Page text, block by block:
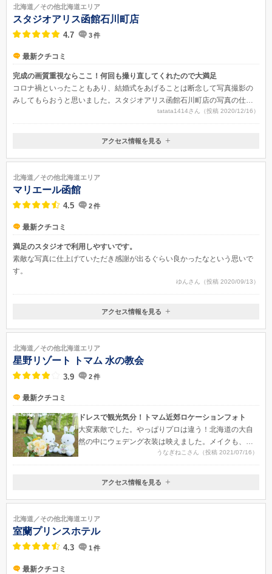
JR函館本線小樽約800メートル
北海道／その他北海道エリア
スタジオアリス函館石川町店
4.7 3件
最新クチコミ
完成の画質重視ならここ！何回も撮り直してくれたので大満足
コロナ禍といったこともあり、結婚式をあげることは断念して写真撮影の
みしてもらおうと思いました。スタジオアリス函館石川町店の写真の仕上
がりはとても満足できるものでした。写真撮影に関しても一つの工程毎に
見せていただき、不満があると伝えたところ再度同じシチュエーションで
撮影をしてもらいました。結果シチュエーションが数箇所あった中の、2つ
で、微調整をして再度写真を撮ってくれたので満足度は高いです。玄関に
その写真を飾って記念としています。
tatata1414さん（投稿 2020/12/16）
北海道函館市石川町５２−１５ サントルマルヤマ2Fトイザらス函館店内
アクセス情報を見る
北海道／その他北海道エリア
マリエール函館
4.5 2件
最新クチコミ
満足のスタジオで利用しやすいです。
素敵な写真に仕上げていただき感謝が出るぐらい良かったなという思いで
す。
ゆんさん（投稿 2020/09/13）
北海道函館市梁川町2-8
アクセス情報を見る
北海道／その他北海道エリア
星野リゾート トマム 水の教会
3.9 2件
最新クチコミ
ドレスで観光気分！トマム近郊ロケーションフォト
大変素敵でした。やっぱりプロは違う！北海道の大自
然の中にウェデング衣装は映えました。メイクも、自
分でするのと違ってやっぱり綺麗に仕上がって嬉しか
ったです。
うなぎねこさん（投稿 2021/07/16）
北海道勇払郡占冠村字中トマム
アクセス情報を見る
北海道／その他北海道エリア
室蘭プリンスホテル
4.3 1 件
最新クチコミ